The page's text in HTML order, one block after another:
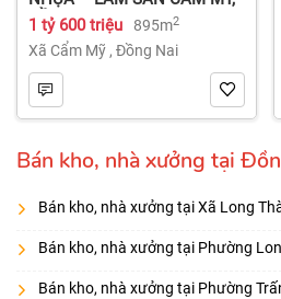
ĐỒNG NAI.
1 tỷ 600 triệu 895m2
Xã Cẩm Mỹ , Đồng Nai
Bán kho, nhà xưởng tại
Bán kho, nhà xưởng tại Xã Long
Bán kho, nhà xưởng tại Phường
Bán kho, nhà xưởng tại Phường